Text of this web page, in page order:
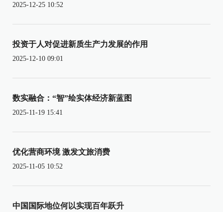
2025-12-25 10:52
投资于人对促进新质生产力发展的作用
2025-12-10 09:01
数实融合：“智”绘实体经济新蓝图
2025-11-19 15:41
优化营商环境 激发文旅消费
2025-11-05 10:52
中国国际地位何以实现百年跃升